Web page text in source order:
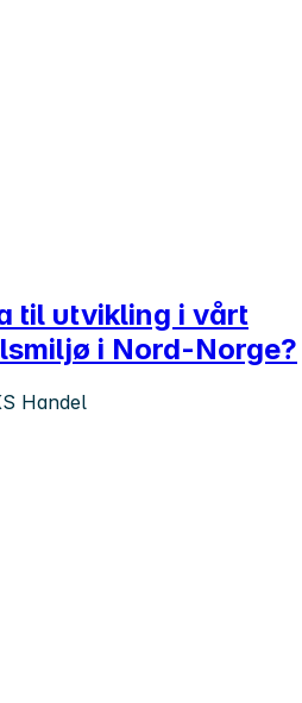
til utvikling i vårt
i Nord-Norge?
Handel